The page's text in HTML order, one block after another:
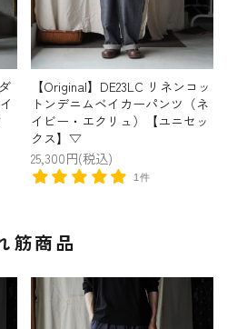
【Original】DE23LC リネンコッ
トンデニムベイカーパンツ（ネ
イビー・エクリュ）【ユニセッ
クス】▽
25,300円(税込)
1件
筋商品